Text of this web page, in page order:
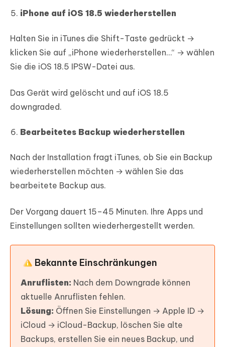
iPhone auf iOS 18.5 wiederherstellen
Halten Sie in iTunes die Shift-Taste gedrückt →
klicken Sie auf „iPhone wiederherstellen…“ → wählen
Sie die iOS 18.5 IPSW-Datei aus.
Das Gerät wird gelöscht und auf iOS 18.5
downgraded.
Bearbeitetes Backup wiederherstellen
Nach der Installation fragt iTunes, ob Sie ein Backup
wiederherstellen möchten → wählen Sie das
bearbeitete Backup aus.
Der Vorgang dauert 15–45 Minuten. Ihre Apps und
Einstellungen sollten wiederhergestellt werden.
Bekannte Einschränkungen
Anruflisten: Nach dem Downgrade können
aktuelle Anruflisten fehlen.
Lösung: Öffnen Sie Einstellungen → Apple ID →
iCloud → iCloud-Backup, löschen Sie alte
Backups, erstellen Sie ein neues Backup, und